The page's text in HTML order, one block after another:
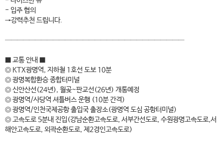
- 입주 협의
→강력추천 드립니다.
──────────────────────────────
■ 교통 안내 ■
◎ KTX광명역, 지하철 1호선 도보 10분
◎ 광명복합환승 종합터미널
◎ 신안산선(24년), 월곶~판교선(26년) 개통예정
◎ 광명역/사당역 셔틀버스 운행 (10분 간격)
◎ 광명역/인천국제공항 출입국 출장소(광명역 도심 공항터미널)
◎ 고속도로 5분내 진입(강남순환고속도로, 서부간선도로, 수원광명고속도로,서
해안고속도로, 외곽순환도로, 제2경인고속도로)